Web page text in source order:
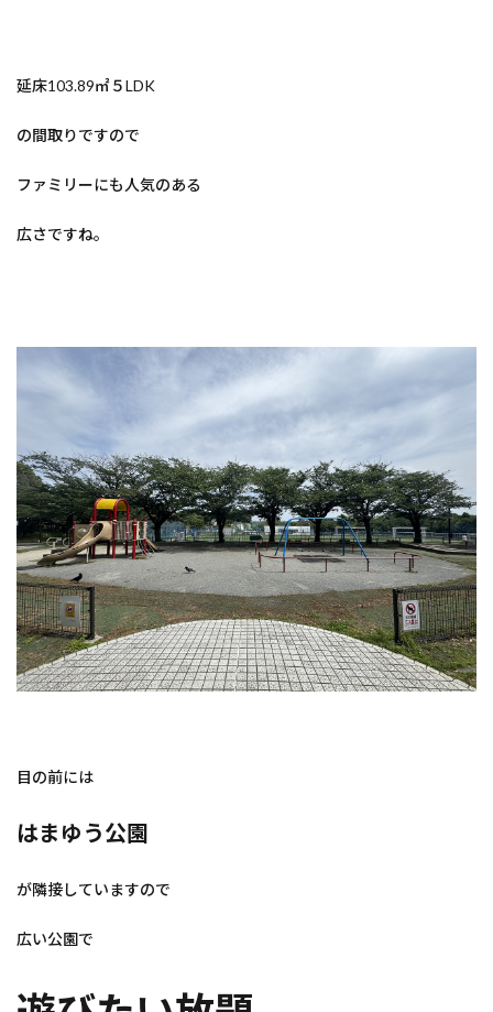
延床103.89㎡５LDK
の間取りですので
ファミリーにも人気のある
広さですね。
目の前には
はまゆう公園
が隣接していますので
広い公園で